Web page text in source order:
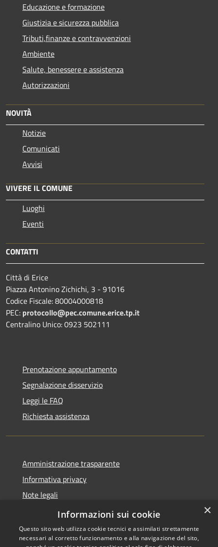
Educazione e formazione
Giustizia e sicurezza pubblica
Tributi,finanze e contravvenzioni
Ambiente
Salute, benessere e assistenza
Autorizzazioni
NOVITÀ
Notizie
Comunicati
Avvisi
VIVERE IL COMUNE
Luoghi
Eventi
CONTATTI
Città di Erice
Piazza Antonino Zichichi, 3 - 91016
Codice Fiscale: 80004000818
PEC: protocollo@pec.comune.erice.tp.it
Centralino Unico: 0923 502111
Prenotazione appuntamento
Segnalazione disservizio
Leggi le FAQ
Richiesta assistenza
Amministrazione trasparente
Informativa privacy
Note legali
Dichiarazione di accessibilità
×
Informazioni sui cookie
Questo sito web utilizza cookie tecnici e assimilati strettamente
necessari al corretto funzionamento e alla navigazione del sito,